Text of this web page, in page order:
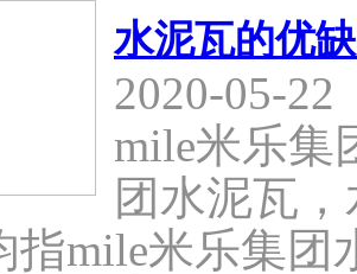
水泥瓦的优
2020-05-22
mile米乐集
团水泥瓦
指mile米乐集团